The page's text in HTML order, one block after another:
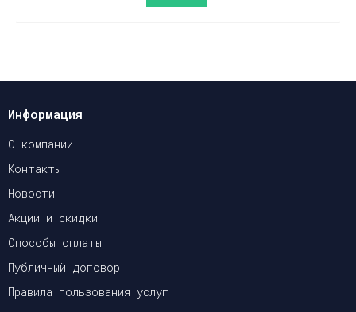
Информация
О компании
Контакты
Новости
Акции и скидки
Способы оплаты
Публичный договор
Правила пользования услуг